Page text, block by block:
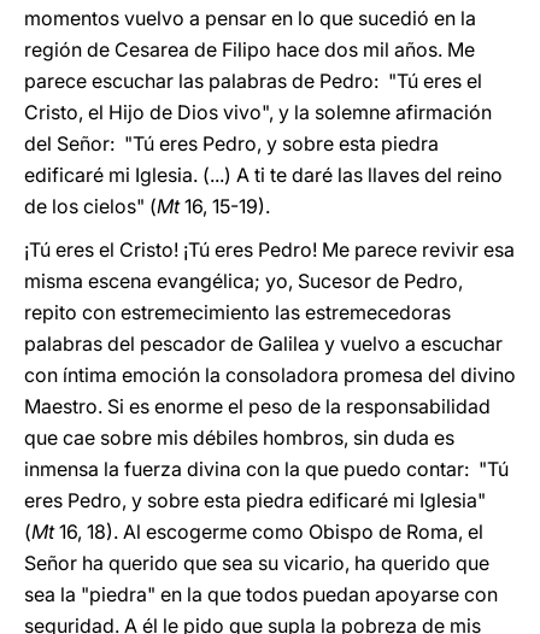
momentos vuelvo a pensar en lo que sucedió en la
región de Cesarea de Filipo hace dos mil años. Me
parece escuchar las palabras de Pedro: "Tú eres el
Cristo, el Hijo de Dios vivo", y la solemne afirmación
del Señor: "Tú eres Pedro, y sobre esta piedra
edificaré mi Iglesia. (...) A ti te daré las llaves del reino
de los cielos" (Mt16, 15-19).
¡Tú eres el Cristo! ¡Tú eres Pedro! Me parece revivir esa
misma escena evangélica; yo, Sucesor de Pedro,
repito con estremecimiento las estremecedoras
palabras del pescador de Galilea y vuelvo a escuchar
con íntima emoción la consoladora promesa del divino
Maestro. Si es enorme el peso de la responsabilidad
que cae sobre mis débiles hombros, sin duda es
inmensa la fuerza divina con la que puedo contar: "Tú
eres Pedro, y sobre esta piedra edificaré mi Iglesia"
(Mt16, 18). Al escogerme como Obispo de Roma, el
Señor ha querido que sea su vicario, ha querido que
sea la "piedra" en la que todos puedan apoyarse con
seguridad. A él le pido que supla la pobreza de mis